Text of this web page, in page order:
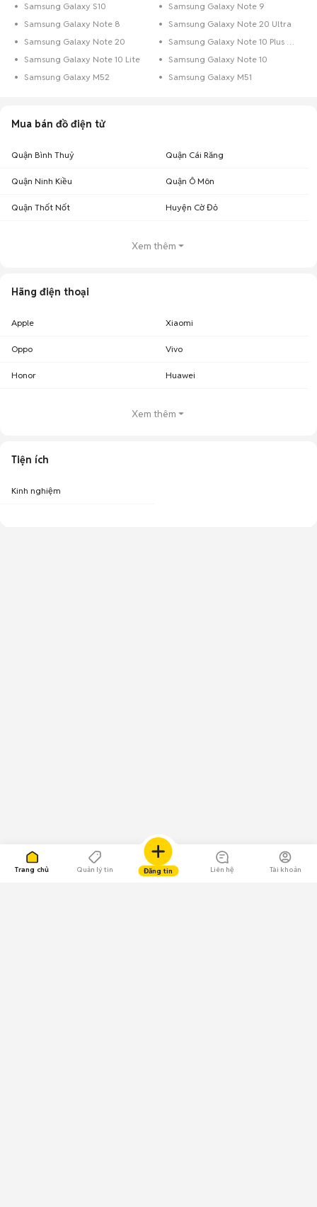
Trang chủ Quản lý tin Đăng tin Liên hệ Tài khoản
Samsung Galaxy S10
Samsung Galaxy Note 9
Samsung Galaxy Note 8
Samsung Galaxy Note 20 Ultra
Samsung Galaxy Note 20
Samsung Galaxy Note 10 Plus Cũ
Samsung Galaxy Note 10 Lite
Samsung Galaxy Note 10
Samsung Galaxy M52
Samsung Galaxy M51
Mua bán đồ điện tử
Quận Bình Thuỷ Quận Cái Răng
Quận Ninh Kiều Quận Ô Môn
Quận Thốt Nốt Huyện Cờ Đỏ
Xem thêm
Hãng điện thoại
Apple Xiaomi
Oppo Vivo
Honor Huawei
Xem thêm
Tiện ích
Kinh nghiệm